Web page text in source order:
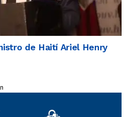
de Haití Ariel Henry